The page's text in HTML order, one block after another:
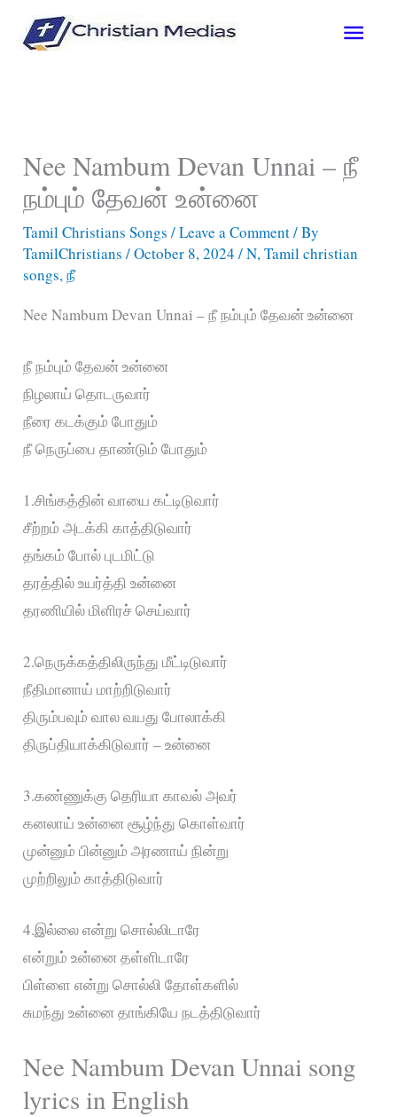
Main
Nee Nambum Devan Unnai – நீ
நம்பும் தேவன் உன்னை
Tamil Christians Songs /Leave a Comment/ By
TamilChristians/October 8, 2024/N,Tamil christian
songs,நீ
Nee Nambum Devan Unnai – நீ நம்பும் தேவன் உன்னை
நீ நம்பும் தேவன் உன்னை
நிழலாய் தொடருவார்
நீரை கடக்கும் போதும்
நீ நெருப்பை தாண்டும் போதும்
1.சிங்கத்தின் வாயை கட்டிடுவார்
சீற்றம் அடக்கி காத்திடுவார்
தங்கம் போல் புடமிட்டு
தரத்தில் உயர்த்தி உன்னை
தரணியில் மிளிரச் செய்வார்
2.நெருக்கத்திலிருந்து மீட்டிடுவார்
நீதிமானாய் மாற்றிடுவார்
திரும்பவும் வால வயது போலாக்கி
திருப்தியாக்கிடுவார் – உன்னை
3.கண்ணுக்கு தெரியா காவல் அவர்
கனலாய் உன்னை சூழ்ந்து கொள்வார்
முன்னும் பின்னும் அரணாய் நின்று
முற்றிலும் காத்திடுவார்
4.இல்லை என்று சொல்லிடாரே
என்றும் உன்னை தள்ளிடாரே
பிள்ளை என்று சொல்லி தோள்களில்
சுமந்து உன்னை தாங்கியே நடத்திடுவார்
Nee Nambum Devan Unnai song
lyrics in English